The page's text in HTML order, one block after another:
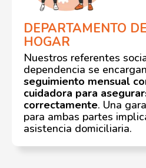
DEPARTAMENTO
HOGAR
Nuestros referentes
dependencia se
seguimiento mensual
cuidadora para
correctamente. Una
para ambas partes
asistencia domiciliaria.